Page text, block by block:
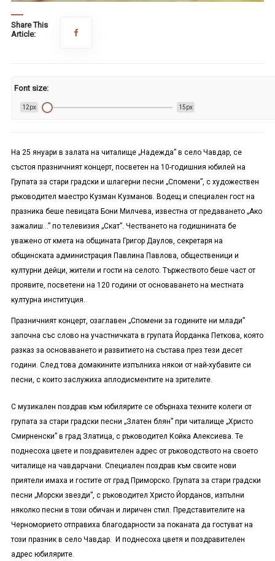
Share This
Article:
Font size:
12px 15px
На 25 януари в залата на читалище „Надежда” в село Чавдар, се
състоя празничният концерт, посветен на 10-годишния юбилей на
Групата за стари градски и шлагерни песни „Спомени”, с художествен
ръководител маестро Кузман Кузманов. Водещ и специален гост на
празника беше певицата Бони Милчева, известна от предаването „Ако
зажалиш…” по телевизия „Скат”. Честването на годишнината бе
уважено от кмета на общината Григор Даулов, секретаря на
общинската администрация Павлина Павлова, общественици и
културни дейци, жители и гости на селото. Тържеството беше част от
проявите, посветени на 120 години от основаването на местната
културна институция.
Празничният концерт, озаглавен „Спомени за годините ни млади”
започна със слово на участничката в групата Йорданка Петкова, която
разказ за основаването и развитието на състава през тези десет
години. След това домакините изпълниха някои от най-хубавите си
песни, с които заслужиха аплодисментите на зрителите.
С музикален поздрав към юбилярите се обърнаха техните колеги от
групата за стари градски песни „Златен блян” при читалище „Христо
Смирненски” в град Златица, с ръководител Койка Алексиева. Те
поднесоха цвете и поздравителен адрес от ръководството на своето
читалище на чавдарчани. Специален поздрав към своите нови
приятели имаха и гостите от град Приморско. Групата за стари градски
песни „Морски звезди”, с ръководител Христо Йорданов, изпълни
няколко песни в този обичан и лиричен стил. Представителите на
Черноморието отправиха благодарности за поканата да гостуват на
този празник в село Чавдар. И поднесоха цветя и поздравителен
адрес юбилярите.